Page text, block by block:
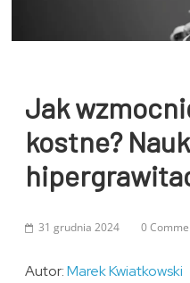
Jak
kostne?
31 grudnia 2024 0
Autor:Marek Kwiatkowski